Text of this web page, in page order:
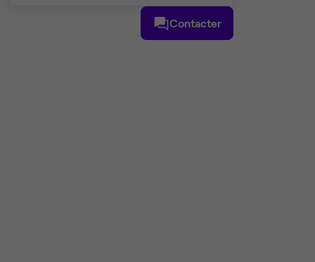
Contacter